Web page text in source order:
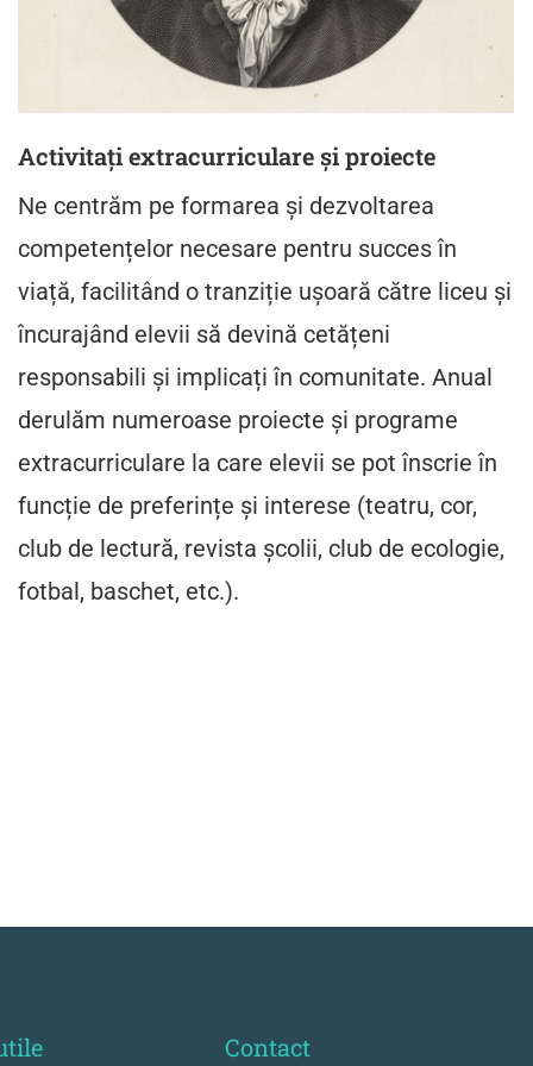
Activitați extracurriculare și proiecte
Ne centrăm pe formarea și dezvoltarea
competențelor necesare pentru succes în
viață, facilitând o tranziție ușoară către liceu și
încurajând elevii să devină cetățeni
responsabili și implicați în comunitate. Anual
derulăm numeroase proiecte și programe
extracurriculare la care elevii se pot înscrie în
funcție de preferințe și interese (teatru, cor,
club de lectură, revista școlii, club de ecologie,
fotbal, baschet, etc.).
Contact